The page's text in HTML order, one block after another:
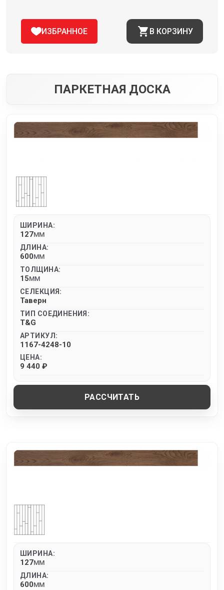
ИЗБРАННОЕ В КОРЗИНУ
ПАРКЕТНАЯ ДОСКА
ШИРИНА:
127MM
ДЛИНА:
600MM
ТОЛЩИНА:
15MM
СЕЛЕКЦИЯ:
Таверн
ТИП СОЕДИНЕНИЯ:
T&G
АРТИКУЛ:
1167-4248-10
ЦЕНА:
9 440 ₽
РАССЧИТАТЬ
ШИРИНА:
127MM
ДЛИНА:
600MM